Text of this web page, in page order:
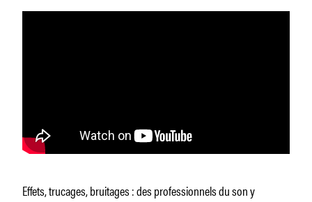
Effets, trucages, bruitages : des professionnels du son y